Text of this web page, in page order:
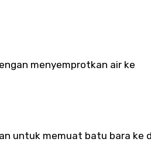
menyemprotkan air ke
untuk memuat batu bara ke